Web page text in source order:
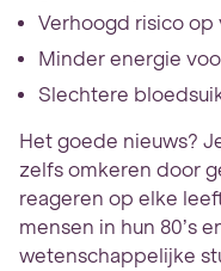
Verhoogd risico
Minder energie
Slechtere
Het goede nieuws?
zelfs omkeren door
reageren op elke
mensen in hun 80’s
wetenschappelijke